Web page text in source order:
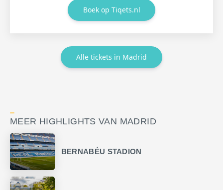
Boek op Tiqets.nl
Alle tickets in Madrid
MEER HIGHLIGHTS VAN MADRID
BERNABÉU STADION